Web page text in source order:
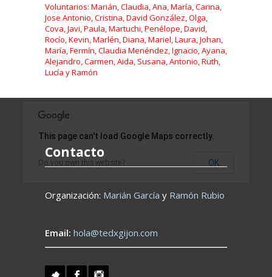
Voluntarios: Marián, Claudia, Ana, María, Carina,
Jose Antonio, Cristina, David González, Olga,
Cova, Javi, Paula, Martuchi, Penélope, David,
Rocío, Kevin, Marlén, Diana, Mariel, Laura, Johan,
María, Fermín, Claudia Menéndez, Ignacio, Ayana,
Alejandro, Carmen, Aida, Susana, Antonio, Ruth,
Lucía y Ramón
Contacto
Organización: Marián García y Ramón Rubio
Email: hola@tedxgijon.com
This page can't load Google Maps correctly.
Do you own this website? OK